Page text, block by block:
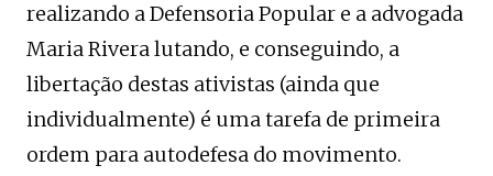
realizando a Defensoria Popular e a advogada
Maria Rivera lutando, e conseguindo, a
libertação destas ativistas (ainda que
individualmente) é uma tarefa de primeira
ordem para autodefesa do movimento.